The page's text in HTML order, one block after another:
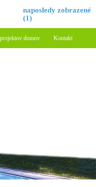
naposledy zobrazené
(1)
domov Kontakt